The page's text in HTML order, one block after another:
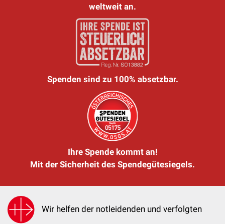
weltweit an.
Spenden sind zu 100% absetzbar.
Ihre Spende kommt an!
Mit der Sicherheit des Spendegütesiegels.
Wir helfen der notleidenden und verfolgten